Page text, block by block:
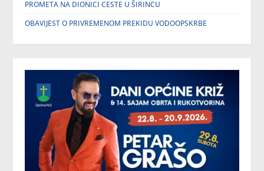
PROMETA NA DIONICI CESTE U ŠIRINCU
OBAVIJEST O PRIVREMENOM PREKIDU VODOOPSKRBE